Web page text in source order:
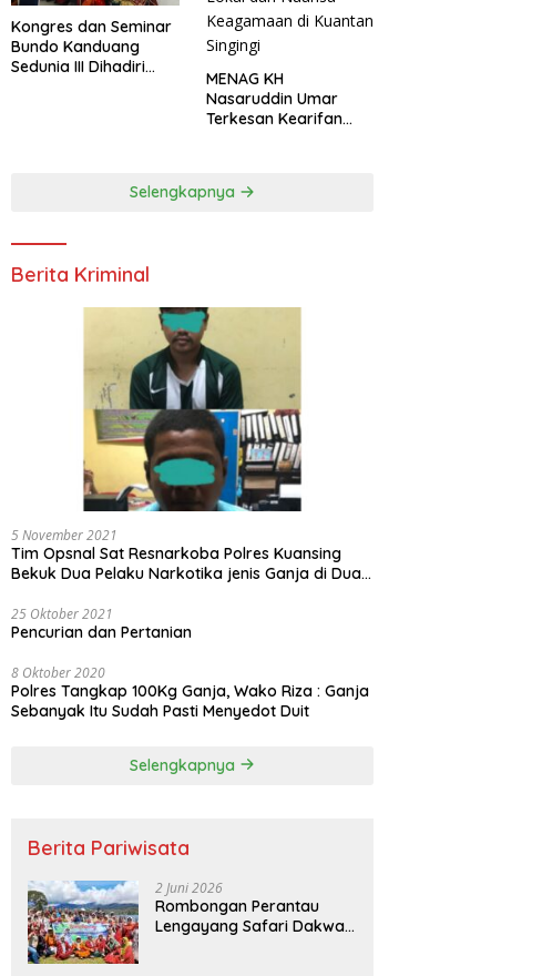
Kongres dan Seminar
Bundo Kanduang
Sedunia III Dihadiri
MENAG KH
Nasaruddin Umar
Terkesan Kearifan
Selengkapnya
Berita Kriminal
5 November 2021
Tim Opsnal Sat Resnarkoba Polres Kuansing
Bekuk Dua Pelaku Narkotika jenis Ganja di Dua
25 Oktober 2021
Pencurian dan Pertanian
8 Oktober 2020
Polres Tangkap 100Kg Ganja, Wako Riza : Ganja
Sebanyak Itu Sudah Pasti Menyedot Duit
Selengkapnya
Berita Pariwisata
2 Juni 2026
Rombongan Perantau
Lengayang Safari Dakwah